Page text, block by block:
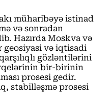
müharibəyə istinad
və sonradan
Hazırda Moskva və
geosiyasi və iqtisadi
gözləntilərini
bir-birinin
prosesi gedir.
stabilləşmə prosesi